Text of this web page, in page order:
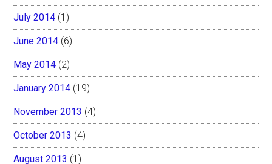
July 2014 (1)
June 2014 (6)
May 2014 (2)
January 2014 (19)
November 2013 (4)
October 2013 (4)
August 2013 (1)